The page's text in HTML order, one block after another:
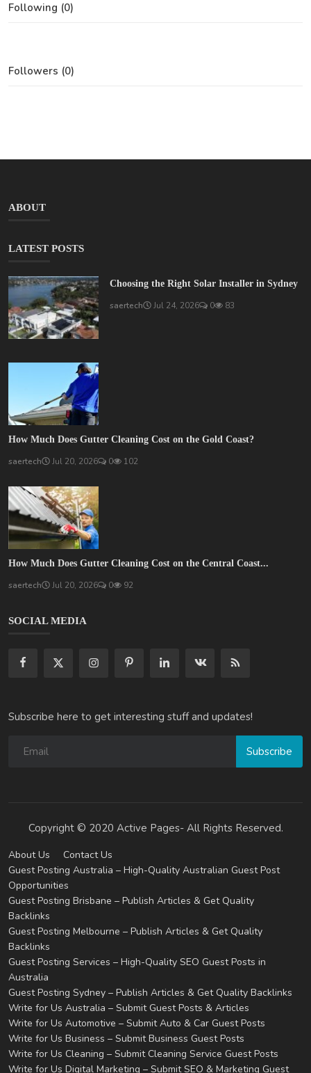
Following (0)
Followers (0)
ABOUT
LATEST POSTS
Choosing the Right Solar Installer in Sydney
saertech Jul 24, 2026 0 83
How Much Does Gutter Cleaning Cost on the Gold Coast?
saertech Jul 20, 2026 0 102
How Much Does Gutter Cleaning Cost on the Central Coast...
saertech Jul 20, 2026 0 92
SOCIAL MEDIA
Subscribe here to get interesting stuff and updates!
Subscribe
Copyright © 2020 Active Pages- All Rights Reserved.
About Us
Contact Us
Guest Posting Australia – High-Quality Australian Guest Post
Opportunities
Guest Posting Brisbane – Publish Articles & Get Quality
Backlinks
Guest Posting Melbourne – Publish Articles & Get Quality
Backlinks
Guest Posting Services – High-Quality SEO Guest Posts in
Australia
Guest Posting Sydney – Publish Articles & Get Quality Backlinks
Write for Us Australia – Submit Guest Posts & Articles
Write for Us Automotive – Submit Auto & Car Guest Posts
Write for Us Business – Submit Business Guest Posts
Write for Us Cleaning – Submit Cleaning Service Guest Posts
Write for Us Digital Marketing – Submit SEO & Marketing Guest